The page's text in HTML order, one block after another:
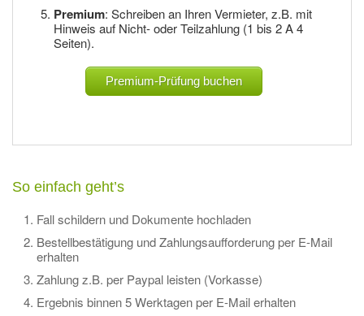
Premium: Schreiben an Ihren Vermieter, z.B. mit
Hinweis auf Nicht- oder Teilzahlung (1 bis 2 A 4
Seiten).
Premium-Prüfung buchen
So einfach geht’s
Fall schildern und Dokumente hochladen
Bestellbestätigung und Zahlungsaufforderung per E-Mail
erhalten
Zahlung z.B. per Paypal leisten (Vorkasse)
Ergebnis binnen 5 Werktagen per E-Mail erhalten